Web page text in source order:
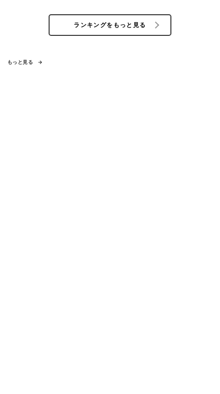
ランキングをもっと見る
もっと見る